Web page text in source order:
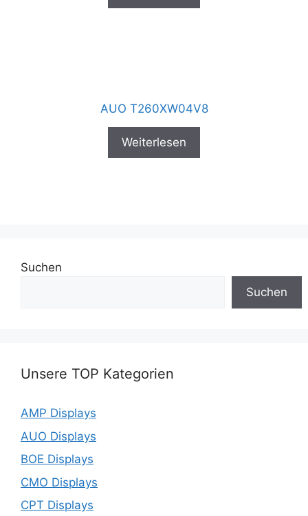
AUO T260XW04V8
Weiterlesen
Suchen
Suchen
Unsere TOP Kategorien
AMP Displays
AUO Displays
BOE Displays
CMO Displays
CPT Displays